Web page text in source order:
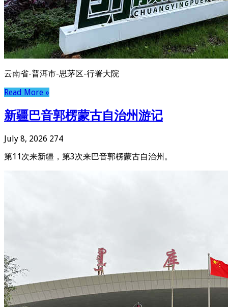
云南省-普洱市-思茅区-行署大院
Read More »
新疆巴音郭楞蒙古自治州游记
July 8, 2026 274
第11次来新疆，第3次来巴音郭楞蒙古自治州。